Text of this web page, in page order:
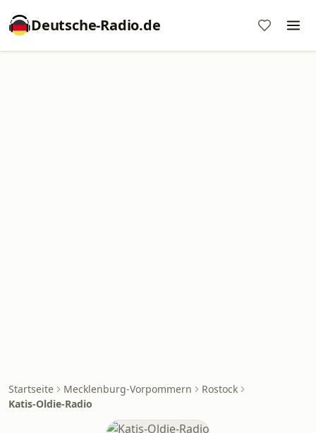
Deutsche-Radio.de
Startseite Mecklenburg-Vorpommern
Rostock
Katis-Oldie-Radio